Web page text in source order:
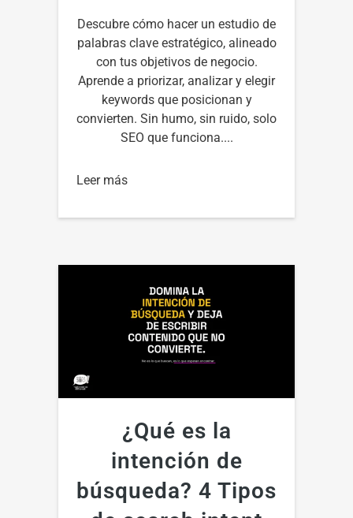
Descubre cómo hacer un estudio de
palabras clave estratégico, alineado
con tus objetivos de negocio.
Aprende a priorizar, analizar y elegir
keywords que posicionan y
convierten. Sin humo, sin ruido, solo
SEO que funciona....
Leer más
¿Qué es la
intención de
búsqueda? 4 Tipos